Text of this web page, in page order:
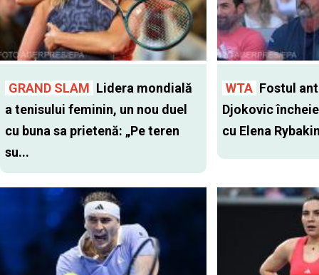
GRAND SLAM Lidera mondială
a tenisului feminin, un nou duel
cu buna sa prietenă: „Pe teren
su...
WTA Fostul
Djokovic
cu Elena